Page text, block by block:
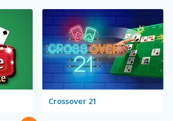
Crossover 21